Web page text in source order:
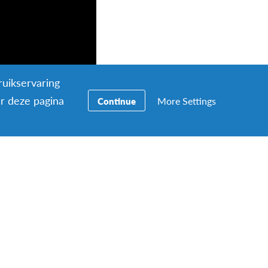
deze pagina
Continue More Settings